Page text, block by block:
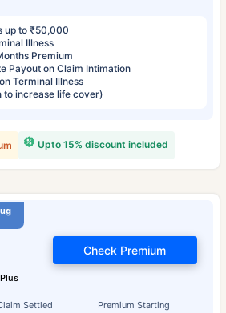
up to ₹50,000
Illness
Premium
Payout on Claim Intimation
Terminal Illness
to increase life cover)
Upto 15% discount included
Settled Premium Starting
Check Premium